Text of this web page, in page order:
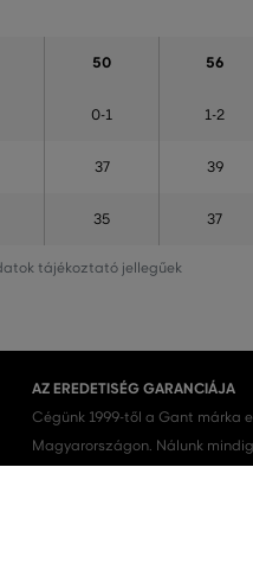
tájékoztató jellegűek
50 56
0-1 1-2
37 39
35 37
AZ EREDETISÉG GARANCIÁJA
Cégünk 1999-től a Gant márka
Magyarországon. Nálunk